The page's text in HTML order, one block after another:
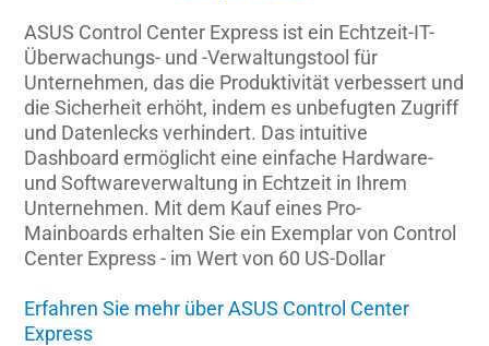
ASUS Control Center Express ist ein Echtzeit-IT-
Überwachungs- und -Verwaltungstool für
Unternehmen, das die Produktivität verbessert und
die Sicherheit erhöht, indem es unbefugten Zugriff
und Datenlecks verhindert. Das intuitive
Dashboard ermöglicht eine einfache Hardware-
und Softwareverwaltung in Echtzeit in Ihrem
Unternehmen. Mit dem Kauf eines Pro-
Mainboards erhalten Sie ein Exemplar von Control
Center Express - im Wert von 60 US-Dollar
Erfahren Sie mehr über ASUS Control Center
Express